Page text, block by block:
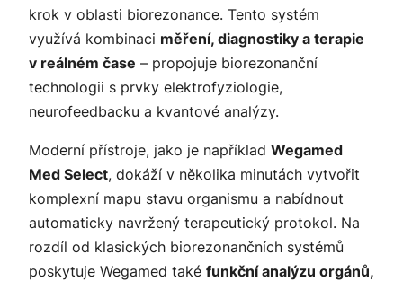
krok v oblasti biorezonance. Tento systém
využívá kombinaci měření, diagnostiky a terapie
v reálném čase – propojuje biorezonanční
technologii s prvky elektrofyziologie,
neurofeedbacku a kvantové analýzy.
Moderní přístroje, jako je například Wegamed
Med Select, dokáží v několika minutách vytvořit
komplexní mapu stavu organismu a nabídnout
automaticky navržený terapeutický protokol. Na
rozdíl od klasických biorezonančních systémů
poskytuje Wegamed také funkční analýzu orgánů,